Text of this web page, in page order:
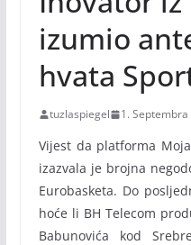
izumio
hvata
tuzlaspiegel 1. Septembra
Vijest da platforma
izazvala je brojna
Eurobasketa. Do
hoće li BH Telecom
Babunovića kod